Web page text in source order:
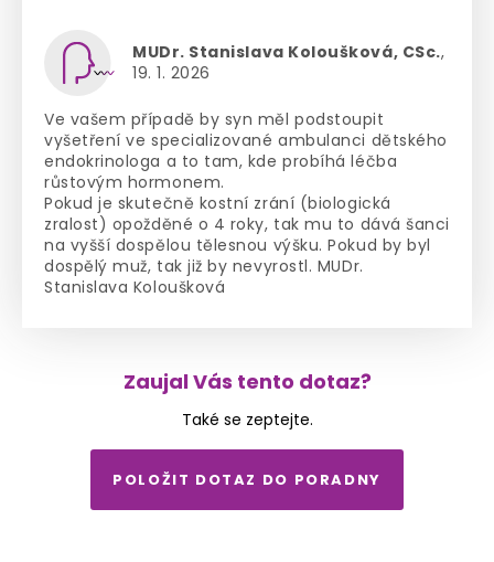
MUDr. Stanislava Koloušková, CSc.,
19. 1. 2026
Ve vašem případě by syn měl podstoupit
vyšetření ve specializované ambulanci dětského
endokrinologa a to tam, kde probíhá léčba
růstovým hormonem.
Pokud je skutečně kostní zrání (biologická
zralost) opožděné o 4 roky, tak mu to dává šanci
na vyšší dospělou tělesnou výšku. Pokud by byl
dospělý muž, tak již by nevyrostl. MUDr.
Stanislava Koloušková
Zaujal Vás tento dotaz?
Také se zeptejte.
POLOŽIT DOTAZ DO PORADNY